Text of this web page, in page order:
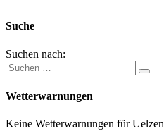
Suche
Suchen nach:
Wetterwarnungen
Keine Wetterwarnungen für Uelzen